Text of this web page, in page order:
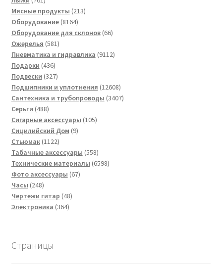
товар
Мясные продукты 213213
Оборудование 81648164
товара
Оборудование для склонов 6666
Ожерелья 581581
товар
Пневматика и гидравлика 91129112
Подарки 436436
товаров
Подвески 327327
товаров
Подшипники и уплотнения 1260812608
товаров
Сантехника и трубопроводы 34073407
Серьги 488488
товаров
Сигарные аксессуары 105105
Сицилийский Дом 99
Стьюмак 11221122
товара
Табачные аксессуары 558558
товаров
Технические материалы 65986598
Фото аксессуары 6767
Часы 248248
товаров
Чертежи гитар 4848
Электроника 364364
Страницы